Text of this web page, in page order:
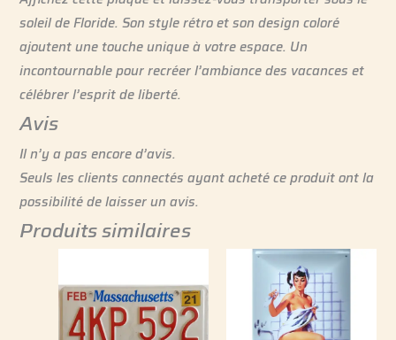
soleil de Floride. Son style rétro et son design coloré
ajoutent une touche unique à votre espace. Un
incontournable pour recréer l’ambiance des vacances et
célébrer l’esprit de liberté.
Avis
Il n’y a pas encore d’avis.
Seuls les clients connectés ayant acheté ce produit ont la
possibilité de laisser un avis.
Produits similaires